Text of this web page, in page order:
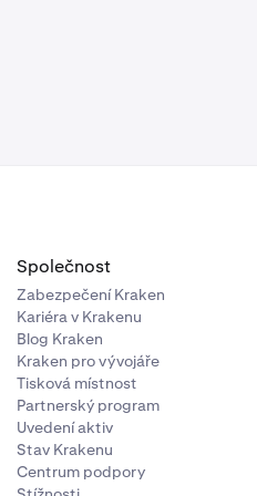
stejná
Společnost
Zabezpečení Kraken
Kariéra v Krakenu
Blog Kraken
Kraken pro vývojáře
Tisková místnost
Partnerský program
Uvedení aktiv
Stav Krakenu
Centrum podpory